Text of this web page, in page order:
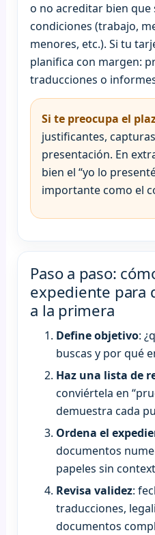
o no acreditar bien
condiciones (trabajo,
menores, etc.). Si tu
planifica con margen:
traducciones o
Si te preocupa el
justificantes,
presentación. En
bien el “yo lo
importante como el
Paso a paso:
expediente para
a la primera
Define objetivo:
buscas y por qué
Haz una lista de
conviértela en
demuestra cada
Ordena el
documentos
papeles sin
Revisa validez:
traducciones,
documentos